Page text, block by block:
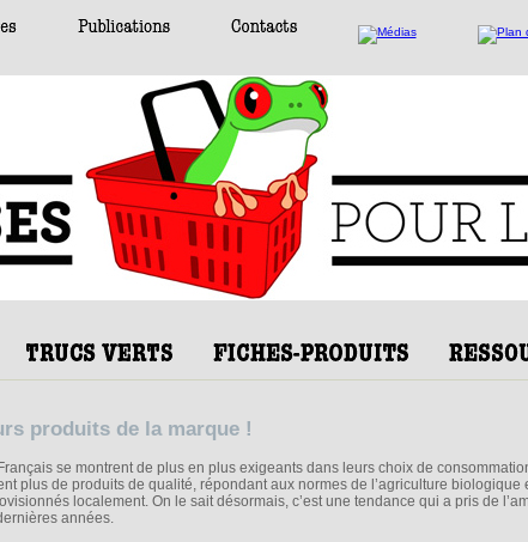
produits de la marque !
se montrent de plus en plus exigeants dans leurs choix de
plus de produits de qualité, répondant aux normes de l’agriculture biologique
localement. On le sait désormais, c’est une tendance qui a pris de
années.